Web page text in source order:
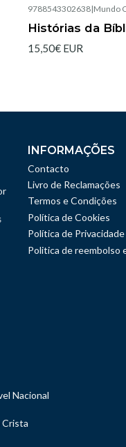
9788543302638|Mundo
Histórias da
15,50€ EUR
INFORMAÇÕES
Contacto
Livro de Reclamações
Termos e Condições
Política de Cookies
Política de Privacidade
Politica de reembolso
Nacional
Crista